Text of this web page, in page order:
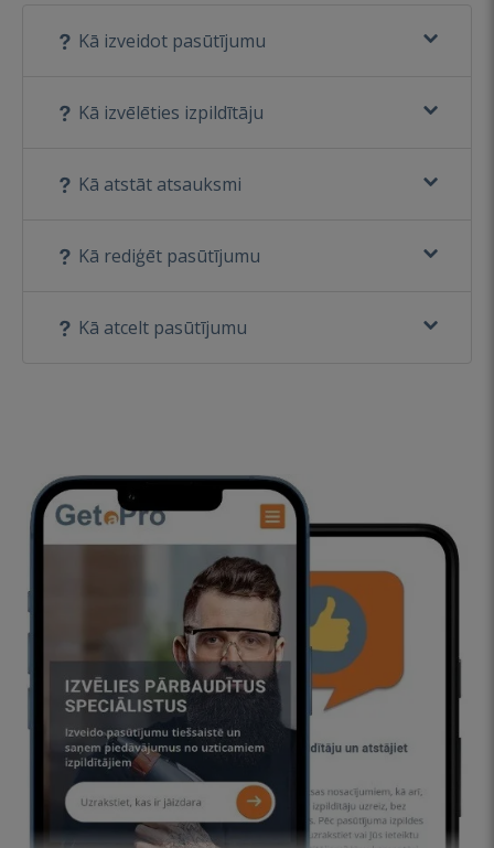
Kā izveidot pasūtījumu
Kā izvēlēties izpildītāju
Kā atstāt atsauksmi
Kā rediģēt pasūtījumu
Kā atcelt pasūtījumu